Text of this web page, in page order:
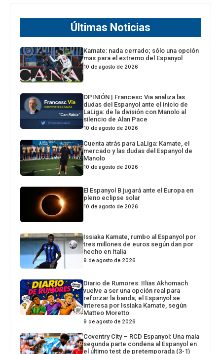
Últimas Noticias
Kamate: nada cerrado; sólo una opción
mas para el extremo del Espanyol
10 de agosto de 2026
OPINIÓN | Francesc Via analiza las
dudas del Espanyol ante el inicio de
LaLiga: de la división con Manolo al
silencio de Alan Pace
10 de agosto de 2026
Cuenta atrás para LaLiga: Kamate, el
mercado y las dudas del Espanyol de
Manolo
10 de agosto de 2026
El Espanyol B jugará ante el Europa en
pleno eclipse solar
10 de agosto de 2026
Issiaka Kamate, rumbo al Espanyol por
tres millones de euros según dan por
hecho en Italia
9 de agosto de 2026
Diario de Rumores: IIlias Akhomach
vuelve a ser una opción real para
reforzar la banda; el Espanyol se
interesa por Issiaka Kamate, según
Matteo Moretto
9 de agosto de 2026
Coventry City – RCD Espanyol: Una mala
segunda parte condena al Espanyol en
el último test de pretemporada (3-1)